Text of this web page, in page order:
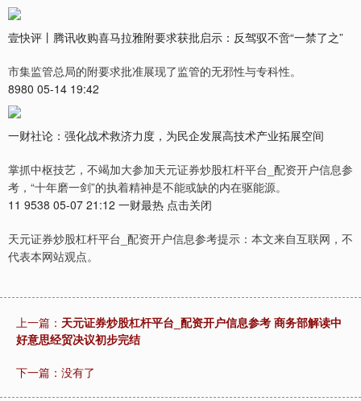
壹快评丨腾讯收购喜马拉雅附要求获批启示：反驾驭不啻“一禁了之”
市集监管总局的附要求批准展现了监管的无邪性与专科性。
8980 05-14 19:42
一财社论：强化战术救济力度，为民企发展高技术产业拓展空间
掌抓中枢技艺，不竭加大参加天元证券炒股杠杆平台_配资开户信息参
考，“十年磨一剑”的执着精神是不能或缺的内在驱能源。
11 9538 05-07 21:12 一财最热 点击关闭
天元证券炒股杠杆平台_配资开户信息参考提示：本文来自互联网，不
代表本网站观点。
上一篇： 天元证券炒股杠杆平台_配资开户信息参考 商务部解读中
好意思经贸决议初步完结
下一篇：没有了